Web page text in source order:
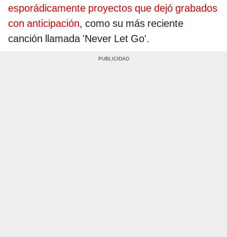
esporádicamente proyectos que dejó grabados
con anticipación, como su más reciente
canción llamada 'Never Let Go'.